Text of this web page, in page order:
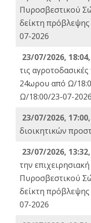
Πυροσβεστικού
δείκτη πρόβλεψης
07-2026
23/07/2026,
τις
24ωρου από Ω/
Ω/18:00/23-07-2026
23/07/2026,
διοικητικών
23/07/2026,
την
Πυροσβεστικού
δείκτη πρόβλεψης
07-2026